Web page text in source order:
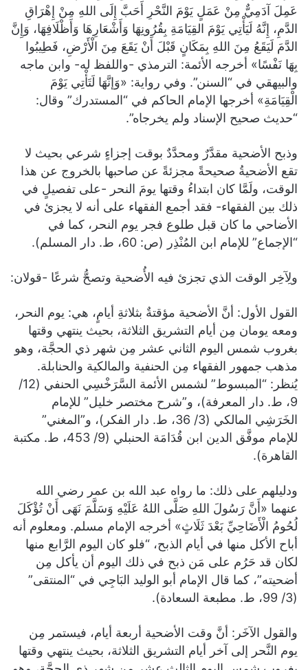
عَمِلَ آدَمِيٌّ مِنْ عَمَلٍ يَوْمَ النَّحْرِ أَحَبَّ إِلَى اللهِ مِنْ إِهْرَاقِ
الدَّمِ، إِنَّهُ لَيَأْتِي يَوْمَ القِيَامَةِ بِقُرُونِهَا وَأَشْعَارِهَا وَأَظْلَافِهَا، وَإِنَّ
الدَّمَ لَيَقَعُ مِنَ اللهِ بِمَكَانٍ قَبْلَ أَنْ يَقَعَ مِنَ الْأَرْضِ، فَطِيبُوا
بِهَا نَفْسًا» أخرجه الأئمة: الترمذي -واللفظ له- وابن ماجه
والبيهقي في “السنن”. وفي رواية: «وَإنَّهَا لَتَأْتِي يَوْمَ
الْقِيَامَةِ» أخرجها الإمام الحاكم في “المستدرك” وقال:
“حديث صحيح الإسناد ولم يخرجاه”.
وذبح الأضحية مقدَّرٌ ومحدَّدٌ بوقت إجزاءٍ شرعي بحيث لا
تقع الأضحيةُ صحيحةً مجزئةً عن صاحبها بالخروج عن هذا
الوقت، ولَمَّا كان ابتداءُ وقتها يومَ النحر -على تفصيلٍ في
ذلك بين الفقهاء- فقد أجمع الفقهاء على أنه لا يجزئ في
الأضاحي ما كان قبل طلوع فجر يوم النحر، كما في
“الإجماع” للإمام ابن المُنْذِر (ص: 60، ط. دار المسلم).
ولِآخِر الوقت الذي تجزئ فيه الأُضحية وتصحُّ شرعًا -قولان:
القول الأول: أنَّ الأضحية مؤقتةٌ بثلاثةِ أيامٍ، هي: يوم النحر،
ومعه يومان مِن أيام التشريق الثلاثة، بحيث ينتهي وقتها
بغروب شمس اليوم الثاني عشر مِن شهر ذي الحجَّة، وهو
مذهب جمهور الفقهاء مِن الحنفية والمالكية والحنابلة.
يُنظر: “المبسوط” لشمس الأئمة السَّرَخْسِي الحنفي (12/
9، ط. دار المعرفة)، و”شرح مختصر خليل” للإمام
الخَرَشِي المالكي (3/ 36، ط. دار الفكر)، و”المغني”
للإمام موفَّق الدين ابن قُدَامَة الحنبلي (9/ 453، ط. مكتبة
القاهرة).
ودليلهم على ذلك: ما رواه عبد الله بن عمر رضي الله
عنهما «أَنَّ رَسُولَ اللهِ صَلَّى اللهُ عَلَيْهِ وَسَلَّمَ نَهَى أَنْ تُؤْكَلَ
لُحُومُ الْأَضَاحِيِّ بَعْدَ ثَلَاثٍ» أخرجه الإمام مسلم. ومعلوم أنه
أباح الأكل منها في أيام الذبح، “فلو كان اليوم الرَّابع منها
لكان قد حَرُم على مَن ذبح في ذلك اليوم أن يأكل مِن
أضحيته”، كما قال الإمام أبو الوليد البَاجِي في “المنتقى”
(3/ 99، ط. مطبعة السعادة).
والقول الآخَر: أنَّ وقت الأضحية أربعة أيام، فيستمر مِن
يوم النَّحر إلى آخر أيام التشريق الثلاثة، بحيث ينتهي وقتها